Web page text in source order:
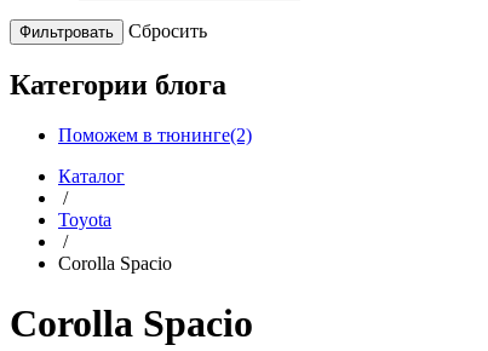
Сбросить
Категории блога
Поможем в тюнинге(2)
Каталог
/
Toyota
/
Corolla Spacio
Corolla Spacio